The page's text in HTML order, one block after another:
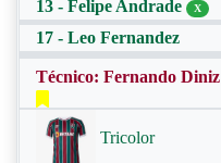
13 - Felipe Andrade
X
17 - Leo Fernandez
Técnico: Fernando Diniz
Tricolor